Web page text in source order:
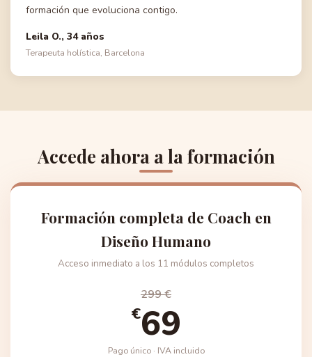
formación que evoluciona contigo.
Leila O., 34 años
Terapeuta holística, Barcelona
Accede ahora a la formación
Formación completa de Coach en
Diseño Humano
Acceso inmediato a los 11 módulos completos
299 €
€69
Pago único · IVA incluido